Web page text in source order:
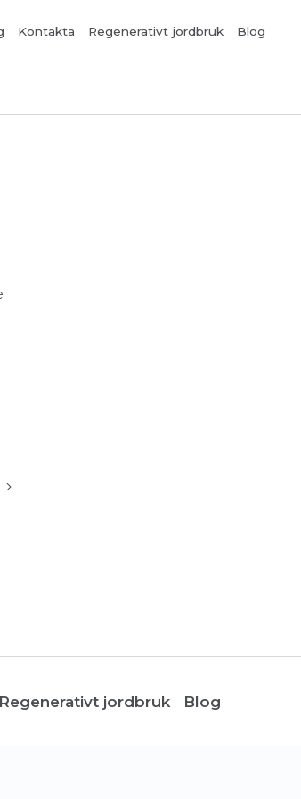
Kontakta Regenerativt jordbruk Blog
Regenerativt jordbruk Blog